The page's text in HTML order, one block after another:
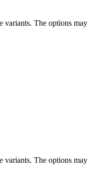
variants. The options may
variants. The options may